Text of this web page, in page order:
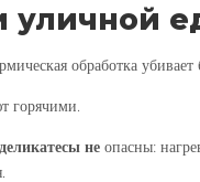
уличной
обработка убивает
горячими.
деликатесы не опасны: